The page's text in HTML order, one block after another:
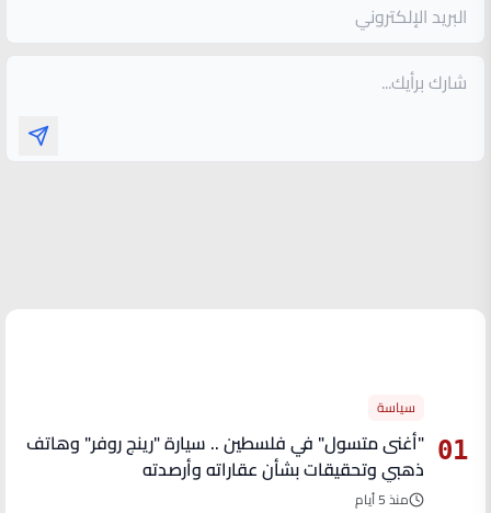
01
سياسة
"أغنى متسول" في فلسطين .. سيارة "رينج روفر" وهاتف
ذهبي وتحقيقات بشأن عقاراته وأرصدته
منذ 5 أيام